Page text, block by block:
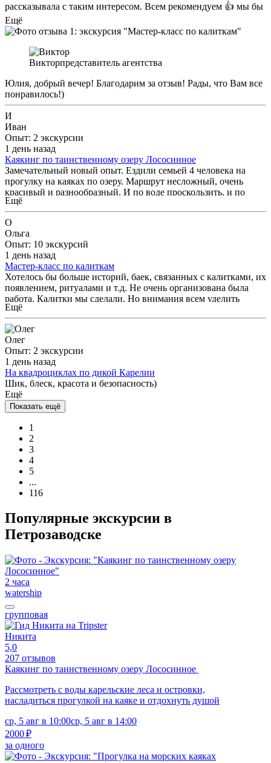
рассказывала с таким интересом. Всем рекомендуем 👍 мы бы
ещё раз сходили)
Ещё
Викторпредставитель агентства
Юлия, добрый вечер! Благодарим за отзыв! Рады, что Вам все
понравилось!)
И
Иван
Опыт: 2 экскурсии
1 день назад
Каякинг по таинственному озеру Лососинное
Замечательный новый опыт. Ездили семьей 4 человека на
прогулку на каяках по озеру. Маршрут несложный, очень
красивый и разнообразный. И по воде проскользить, и по
болоту потопать, и в теплой воде искупаться, и несколько
отличных фото в подарок получить. Никита отличный
рассказчик и очень приятный человек, без спешки и нервов
все показал, объяснил, не торопил и не погонял. Все очень
понравилось, спасибо большое!
Ещё
О
Ольга
Опыт: 10 экскурсий
1 день назад
Мастер-класс по калиткам
Хотелось бы больше историй, баек, связанных с калитками, их
появлением, ритуалами и т.д. Не очень организована была
работа. Калитки мы сделали. Но внимания всем уделить
мастер не смогла. Время на ожидание не было озвучено. В
принципе можно сходить. Второй раз я бы не пошла.
Ещё
Олег
Опыт: 2 экскурсии
1 день назад
На квадроциклах по дикой Карелии
Шик, блеск, красота и безопасность)
Ещё
Показать ещё
1
2
3
4
5
...
116
Популярные экскурсии в
Петрозаводске
2 часа
watership
групповая
Никита
5,0
207 отзывов
Каякинг по таинственному озеру Лососинное
Рассмотреть с воды карельские леса и островки,
насладиться прогулкой на каяке и отдохнуть душой
ср, 5 авг в 10:00ср, 5 авг в 14:00
2000 ₽
за одного